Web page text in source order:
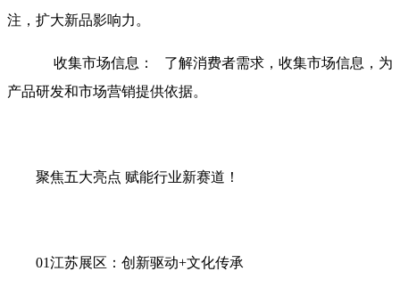
注，扩大新品影响力。
收集市场信息： 了解消费者需求，收集市场信息，为
产品研发和市场营销提供依据。
聚焦五大亮点 赋能行业新赛道！
01江苏展区：创新驱动+文化传承